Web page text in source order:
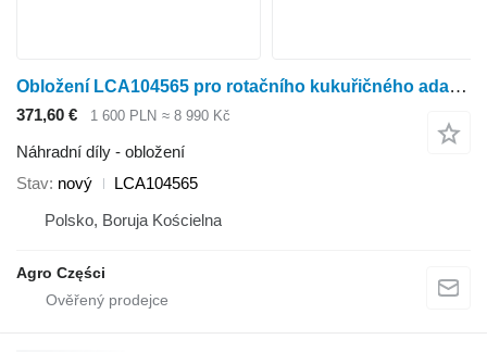
Obložení LCA104565 pro rotačního kukuřičného adaptéru Kemper 345 PLUS, 36
371,60 € 1 600 PLN ≈ 8 990 Kč
Náhradní díly - obložení
Stav nový
LCA104565
Polsko, Boruja Kościelna
Agro Części